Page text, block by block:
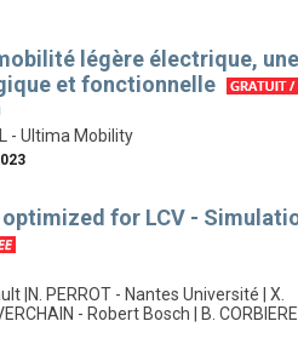
légère électrique, une
et fonctionnelle
- Ultima Mobility
optimized for LCV -
|N. PERROT - Nantes Université | X.
- Robert Bosch | B.